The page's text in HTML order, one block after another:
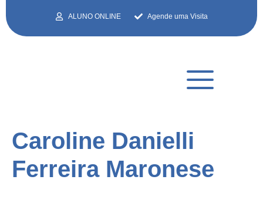
ALUNO ONLINE Agende uma Visita
Caroline Danielli
Ferreira Maronese